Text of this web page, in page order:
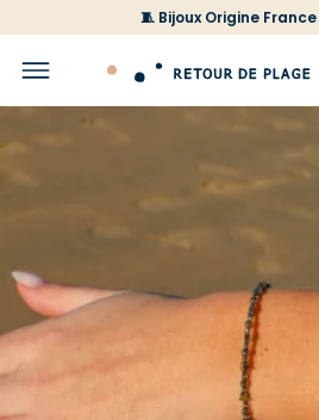
🧵 Bijoux Origine